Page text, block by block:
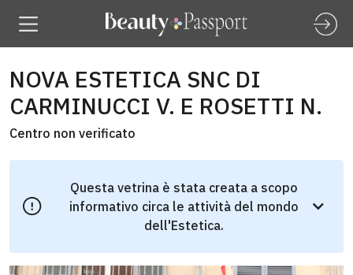
NOVA ESTETICA SNC DI
CARMINUCCI V. E ROSETTI N.
Centro non verificato
Questa vetrina è stata creata a scopo
informativo circa le attività del mondo
dell'Estetica.